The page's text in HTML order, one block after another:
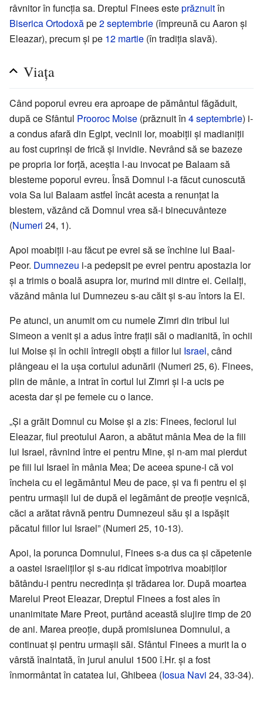
râvnitor în funcția sa. Dreptul Finees esteprăznuitîn
Biserica Ortodoxăpe2 septembrie (împreună cu Aaron și
Eleazar), precum și pe 12 martie (în tradiția slavă).
Viața
Când poporul evreu era aproape de pământul făgăduit,
după ce Sfântul Prooroc Moise (prăznuit în 4 septembrie) i-
a condus afară din Egipt, vecinii lor, moabiții și madianiții
au fost cuprinși de frică și invidie. Nevrând să se bazeze
pe propria lor forță, aceștia l-au invocat pe Balaam să
blesteme poporul evreu. Însă Domnul i-a făcut cunoscută
voia Sa lui Balaam astfel încât acesta a renunțat la
blestem, văzând că Domnul vrea să-i binecuvânteze
(Numeri 24, 1).
Apoi moabiții i-au făcut pe evrei să se închine lui Baal-
Peor. Dumnezeu i-a pedepsit pe evrei pentru apostazia lor
și a trimis o boală asupra lor, murind mii dintre ei. Ceilalți,
văzând mânia lui Dumnezeu s-au căit și s-au întors la El.
Pe atunci, un anumit om cu numele Zimri din tribul lui
Simeon a venit și a adus între frații săi o madianită, în ochii
lui Moise și în ochii întregii obști a fiilor lui Israel, când
plângeau ei la ușa cortului adunării (Numeri 25, 6). Finees,
plin de mânie, a intrat în cortul lui Zimri și l-a ucis pe
acesta dar și pe femeie cu o lance.
„Și a grăit Domnul cu Moise și a zis: Finees, feciorul lui
Eleazar, fiul preotului Aaron, a abătut mânia Mea de la fiii
lui Israel, râvnind între ei pentru Mine, și n-am mai pierdut
pe fiii lui Israel în mânia Mea; De aceea spune-i că voi
încheia cu el legământul Meu de pace, și va fi pentru el și
pentru urmașii lui de după el legământ de preoție veșnică,
căci a arătat râvnă pentru Dumnezeul său și a ispășit
păcatul fiilor lui Israel” (Numeri 25, 10-13).
Apoi, la porunca Domnului, Finees s-a dus ca și căpetenie
a oastei israeliților și s-au ridicat împotriva moabiților
bătându-i pentru necredința și trădarea lor. După moartea
Marelui Preot Eleazar, Dreptul Finees a fost ales în
unanimitate Mare Preot, purtând această slujire timp de 20
de ani. Marea preoție, după promisiunea Domnului, a
continuat și pentru urmașii săi. Sfântul Finees a murit la o
vârstă înaintată, în jurul anului 1500 î.Hr. și a fost
înmormântat în catatea lui, Ghibeea (Iosua Navi 24, 33-34).